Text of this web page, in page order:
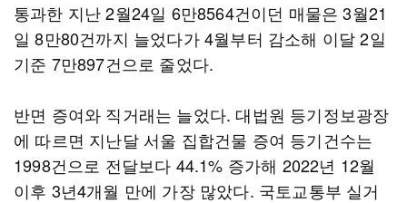
통과한 지난 2월24일 6만8564건이던 매물은 3월21
일 8만80건까지 늘었다가 4월부터 감소해 이달 2일
기준 7만897건으로 줄었다.
반면 증여와 직거래는 늘었다. 대법원 등기정보광장
에 따르면 지난달 서울 집합건물 증여 등기건수는
1998건으로 전달보다 44.1% 증가해 2022년 12월
이후 3년4개월 만에 가장 많았다. 국토교통부 실거